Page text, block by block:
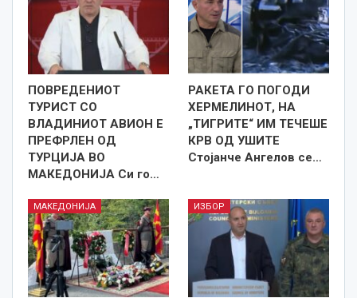
ПОВРЕДЕНИОТ
ТУРИСТ СО
ВЛАДИНИОТ АВИОН Е
ПРЕФРЛЕН ОД
ТУРЦИЈА ВО
МАКЕДОНИЈА Си го…
РАКЕТА ГО ПОГОДИ
ХЕРМЕЛИНОТ, НА
„ТИГРИТЕ“ ИМ ТЕЧЕШЕ
КРВ ОД УШИТЕ
Стојанче Ангелов се…
МАКЕДОНИЈА ИЗБОР